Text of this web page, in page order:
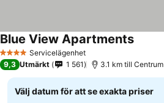
4 StjärnorServicelägenhet
Blue View Apartments
9,3 Utmärkt 1 561 3.1 km till Centrum
Välj datum för att se exakta priser